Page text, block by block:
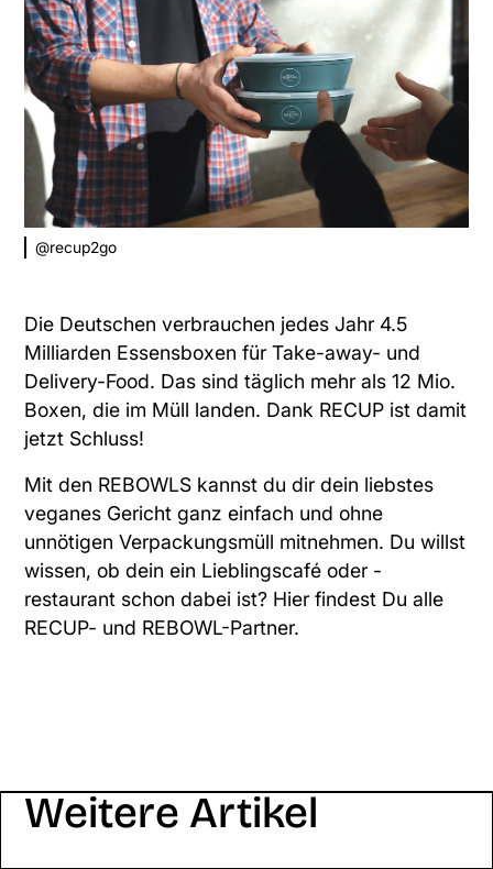
@recup2go
Die Deutschen verbrauchen jedes Jahr 4.5
Milliarden Essensboxen für Take-away- und
Delivery-Food. Das sind täglich mehr als 12 Mio.
Boxen, die im Müll landen. Dank RECUP ist damit
jetzt Schluss!
Mit den REBOWLS kannst du dir dein liebstes
veganes Gericht ganz einfach und ohne
unnötigen Verpackungsmüll mitnehmen. Du willst
wissen, ob dein ein Lieblingscafé oder -
restaurant schon dabei ist? Hier findest Du alle
RECUP- und REBOWL-Partner.
Weitere Artikel